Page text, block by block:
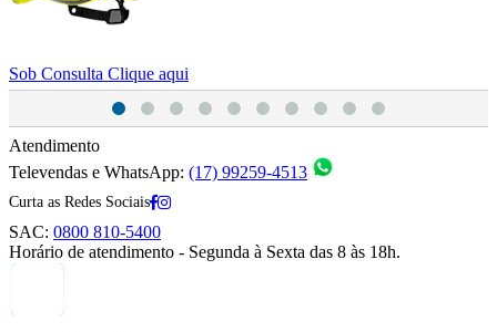
Sob Consulta Clique aqui
Atendimento
Televendas e WhatsApp: (17) 99259-4513
Curta as Redes Sociais
SAC: 0800 810-5400
Horário de atendimento - Segunda à Sexta das 8 às 18h.